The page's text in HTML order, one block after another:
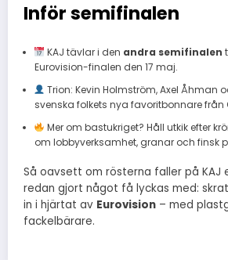
Inför semifinalen
KAJ tävlar i den andra semifinalen
Eurovision-finalen den 17 maj.
Trion: Kevin Holmström, Axel Åhman
svenska folkets nya favoritbonnare från
Mer om bastukriget? Håll utkik efter
om lobbyverksamhet, granar och finsk
Så oavsett om rösterna faller på KAJ
redan gjort något få lyckas med:
in i hjärtat av Eurovision – med
fackelbärare.